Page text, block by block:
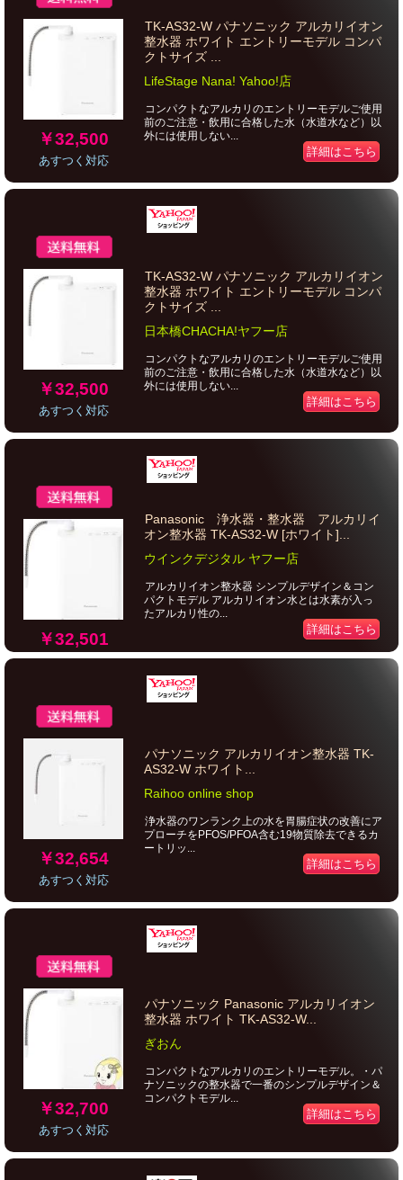
￥32,500
あすつく対応
TK-AS32-W パナソニック アルカリイオン
整水器 ホワイト エントリーモデル コンパ
クトサイズ ...
LifeStage Nana! Yahoo!店
コンパクトなアルカリのエントリーモデルご使用
前のご注意・飲用に合格した水（水道水など）以
外には使用しない...
詳細はこちら
￥32,500
あすつく対応
TK-AS32-W パナソニック アルカリイオン
整水器 ホワイト エントリーモデル コンパ
クトサイズ ...
日本橋CHACHA!ヤフー店
コンパクトなアルカリのエントリーモデルご使用
前のご注意・飲用に合格した水（水道水など）以
外には使用しない...
詳細はこちら
￥32,501
Panasonic 浄水器・整水器 アルカリイ
オン整水器 TK-AS32-W [ホワイト]...
ウインクデジタル ヤフー店
アルカリイオン整水器 シンプルデザイン＆コン
パクトモデル アルカリイオン水とは水素が入っ
たアルカリ性の...
詳細はこちら
￥32,654
あすつく対応
パナソニック アルカリイオン整水器 TK-
AS32-W ホワイト...
Raihoo online shop
浄水器のワンランク上の水を胃腸症状の改善にア
プローチをPFOS/PFOA含む19物質除去できるカ
ートリッ...
詳細はこちら
￥32,700
あすつく対応
パナソニック Panasonic アルカリイオン
整水器 ホワイト TK-AS32-W...
ぎおん
コンパクトなアルカリのエントリーモデル。・パ
ナソニックの整水器で一番のシンプルデザイン＆
コンパクトモデル...
詳細はこちら